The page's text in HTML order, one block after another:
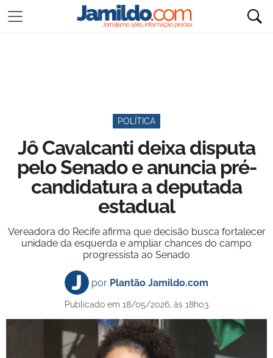
POLÍTICA
Jô Cavalcanti deixa disputa
pelo Senado e anuncia pré-
candidatura a deputada
estadual
Vereadora do Recife afirma que decisão busca fortalecer
unidade da esquerda e ampliar chances do campo
progressista ao Senado
por Plantão Jamildo.com
Publicado em 18/05/2026, às 18h03